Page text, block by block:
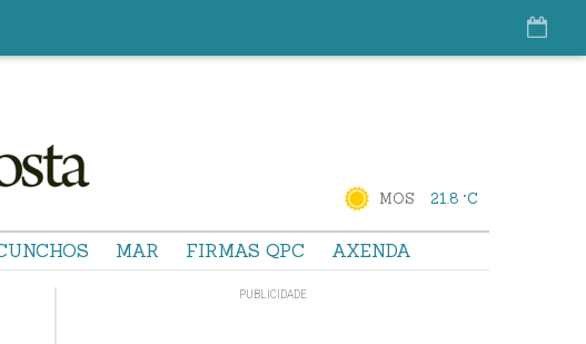
MOS 21.8 °C
MAR FIRMAS QPC AXENDA